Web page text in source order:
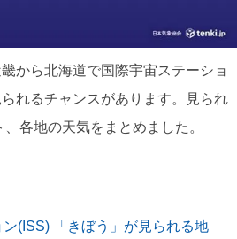
から北海道で国際宇宙ステーショ
れるチャンスがあります。見られ
各地の天気をまとめました。
(ISS) 「きぼう」が見られる地